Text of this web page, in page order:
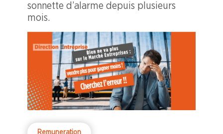
sonnette d’alarme depuis plusieurs
mois.
Remuneration